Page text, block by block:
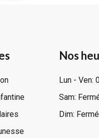
Nos
Lun - Ven:
Sam:
Dim: Fermé